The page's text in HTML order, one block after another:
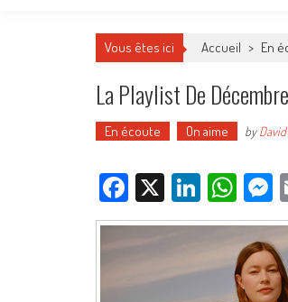
Vous êtes ici Accueil > En
La Playlist De
En écoute On aime by
Facebook
X